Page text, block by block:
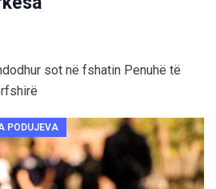
sot në fshatin Penuhë të
PODUJEVA